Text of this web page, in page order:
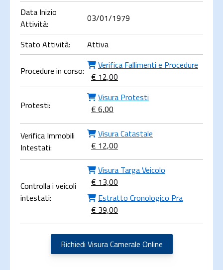
Data Inizio
Attività:
03/01/1979
Stato Attività: Attiva
Procedure in corso:
Verifica Fallimenti e Procedure
€ 12,00
Protesti:
Visura Protesti
€ 6,00
Verifica Immobili
Intestati:
Visura Catastale
€ 12,00
Controlla i veicoli
intestati:
Visura Targa Veicolo
€ 13,00
Estratto Cronologico Pra
€ 39,00
Richiedi Visura Camerale Online